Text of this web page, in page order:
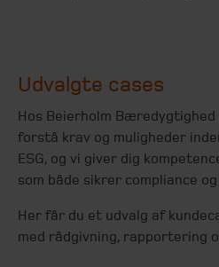
Udvalgte cases
Hos Beierholm
forstå krav og muligheder
ESG, og vi giver dig
som både sikrer compliance
Her får du et udvalg af
med rådgivning, rapportering